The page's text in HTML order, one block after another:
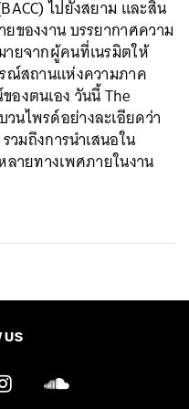
ไปยังสยาม และสิ้น
ของงาน บรรยากาศความ
ยจากผู้คนที่เนรมิตให้
ณ์สถานแห่งความภาค
งตนเอง วันนี้ The
นไพรด์อย่างละเอียดว่า
วมถึงการนำเสนอใน
ายทางเพศภายในงาน
US